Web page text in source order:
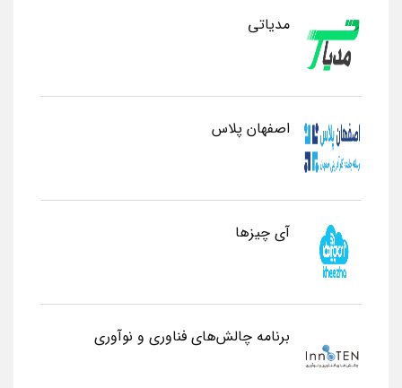
مدیاتی
اصفهان پلاس
آی چیزها
برنامه چالش‌های فناوری و نوآوری